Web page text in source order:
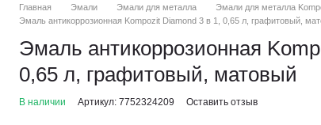
Главная Эмали Эмали для металла
Эмали для металла
Эмаль антикоррозионная Kompozit Diamond 3 в 1, 0,65 л, графитовый,
Эмаль антикоррозионная
0,65 л, графитовый, матовый
В наличии Артикул: 7752324209 Оставить отзыв